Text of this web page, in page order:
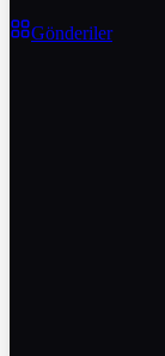
Gönderiler